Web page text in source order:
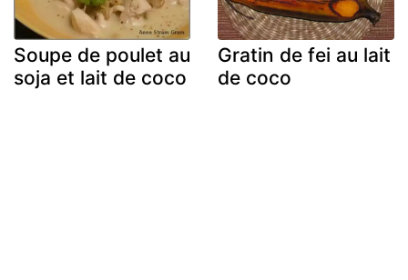
Soupe de poulet au
soja et lait de coco
Gratin de fei au lait
de coco